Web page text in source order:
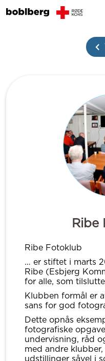
Ribe
Ribe Fotoklub
… er stiftet i marts
Ribe (Esbjerg
for alle, som
Klubben formål er
sans for god
Dette opnås
fotografiske
undervisning, råd
med andre
udstillinger såvel i